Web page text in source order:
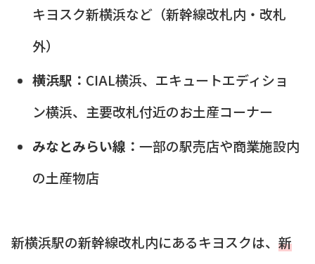
キヨスク新横浜など（新幹線改札内・改札
外）
横浜駅： CIAL横浜、エキュートエディショ
ン横浜、主要改札付近のお土産コーナー
みなとみらい線： 一部の駅売店や商業施設内
の土産物店
新横浜駅の新幹線改札内にあるキヨスクは、 新